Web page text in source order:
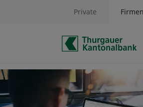
Schnelle Navigation
Private Firmen
Firmen Produkte